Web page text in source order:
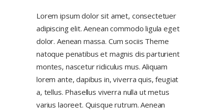
Lorem ipsum dolor sit amet, consectetuer
adipiscing elit. Aenean commodo ligula eget
dolor. Aenean massa. Cum sociis Theme
natoque penatibus et magnis dis parturient
montes, nascetur ridiculus mus. Aliquam
lorem ante, dapibus in, viverra quis, feugiat
a, tellus. Phasellus viverra nulla ut metus
varius laoreet. Quisque rutrum. Aenean